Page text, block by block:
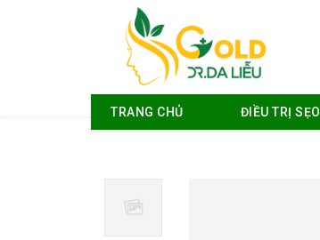
TRANG CHỦ ĐIỀU TRỊ SẸO